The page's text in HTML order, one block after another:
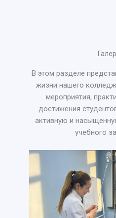
В этом разделе
жизни нашего
мероприятия,
достижения
активную и
учебного